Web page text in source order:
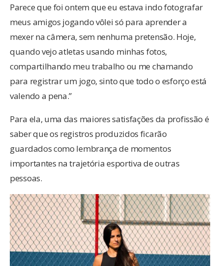
Parece que foi ontem que eu estava indo fotografar
meus amigos jogando vôlei só para aprender a
mexer na câmera, sem nenhuma pretensão. Hoje,
quando vejo atletas usando minhas fotos,
compartilhando meu trabalho ou me chamando
para registrar um jogo, sinto que todo o esforço está
valendo a pena.”
Para ela, uma das maiores satisfações da profissão é
saber que os registros produzidos ficarão
guardados como lembrança de momentos
importantes na trajetória esportiva de outras
pessoas.